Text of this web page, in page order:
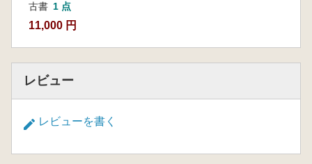
古書 1 点
11,000 円
レビュー
レビューを書く